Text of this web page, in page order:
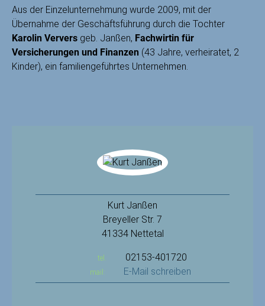
Aus der Einzelunternehmung wurde 2009, mit der
Übernahme der Geschäftsführung durch die Tochter
Karolin Ververs geb. Janßen, Fachwirtin für
Versicherungen und Finanzen (43 Jahre, verheiratet, 2
Kinder), ein familiengeführtes Unternehmen.
Kurt Janßen
Breyeller Str. 7
41334 Nettetal
tel. 02153-401720
mail: E-Mail schreiben